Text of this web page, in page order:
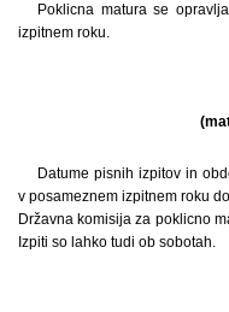
Poklicna matura se
izpitnem roku.
Datume pisnih izpitov in
v posameznem izpitnem roku
Državna komisija za poklicno
Izpiti so lahko tudi ob sobotah.